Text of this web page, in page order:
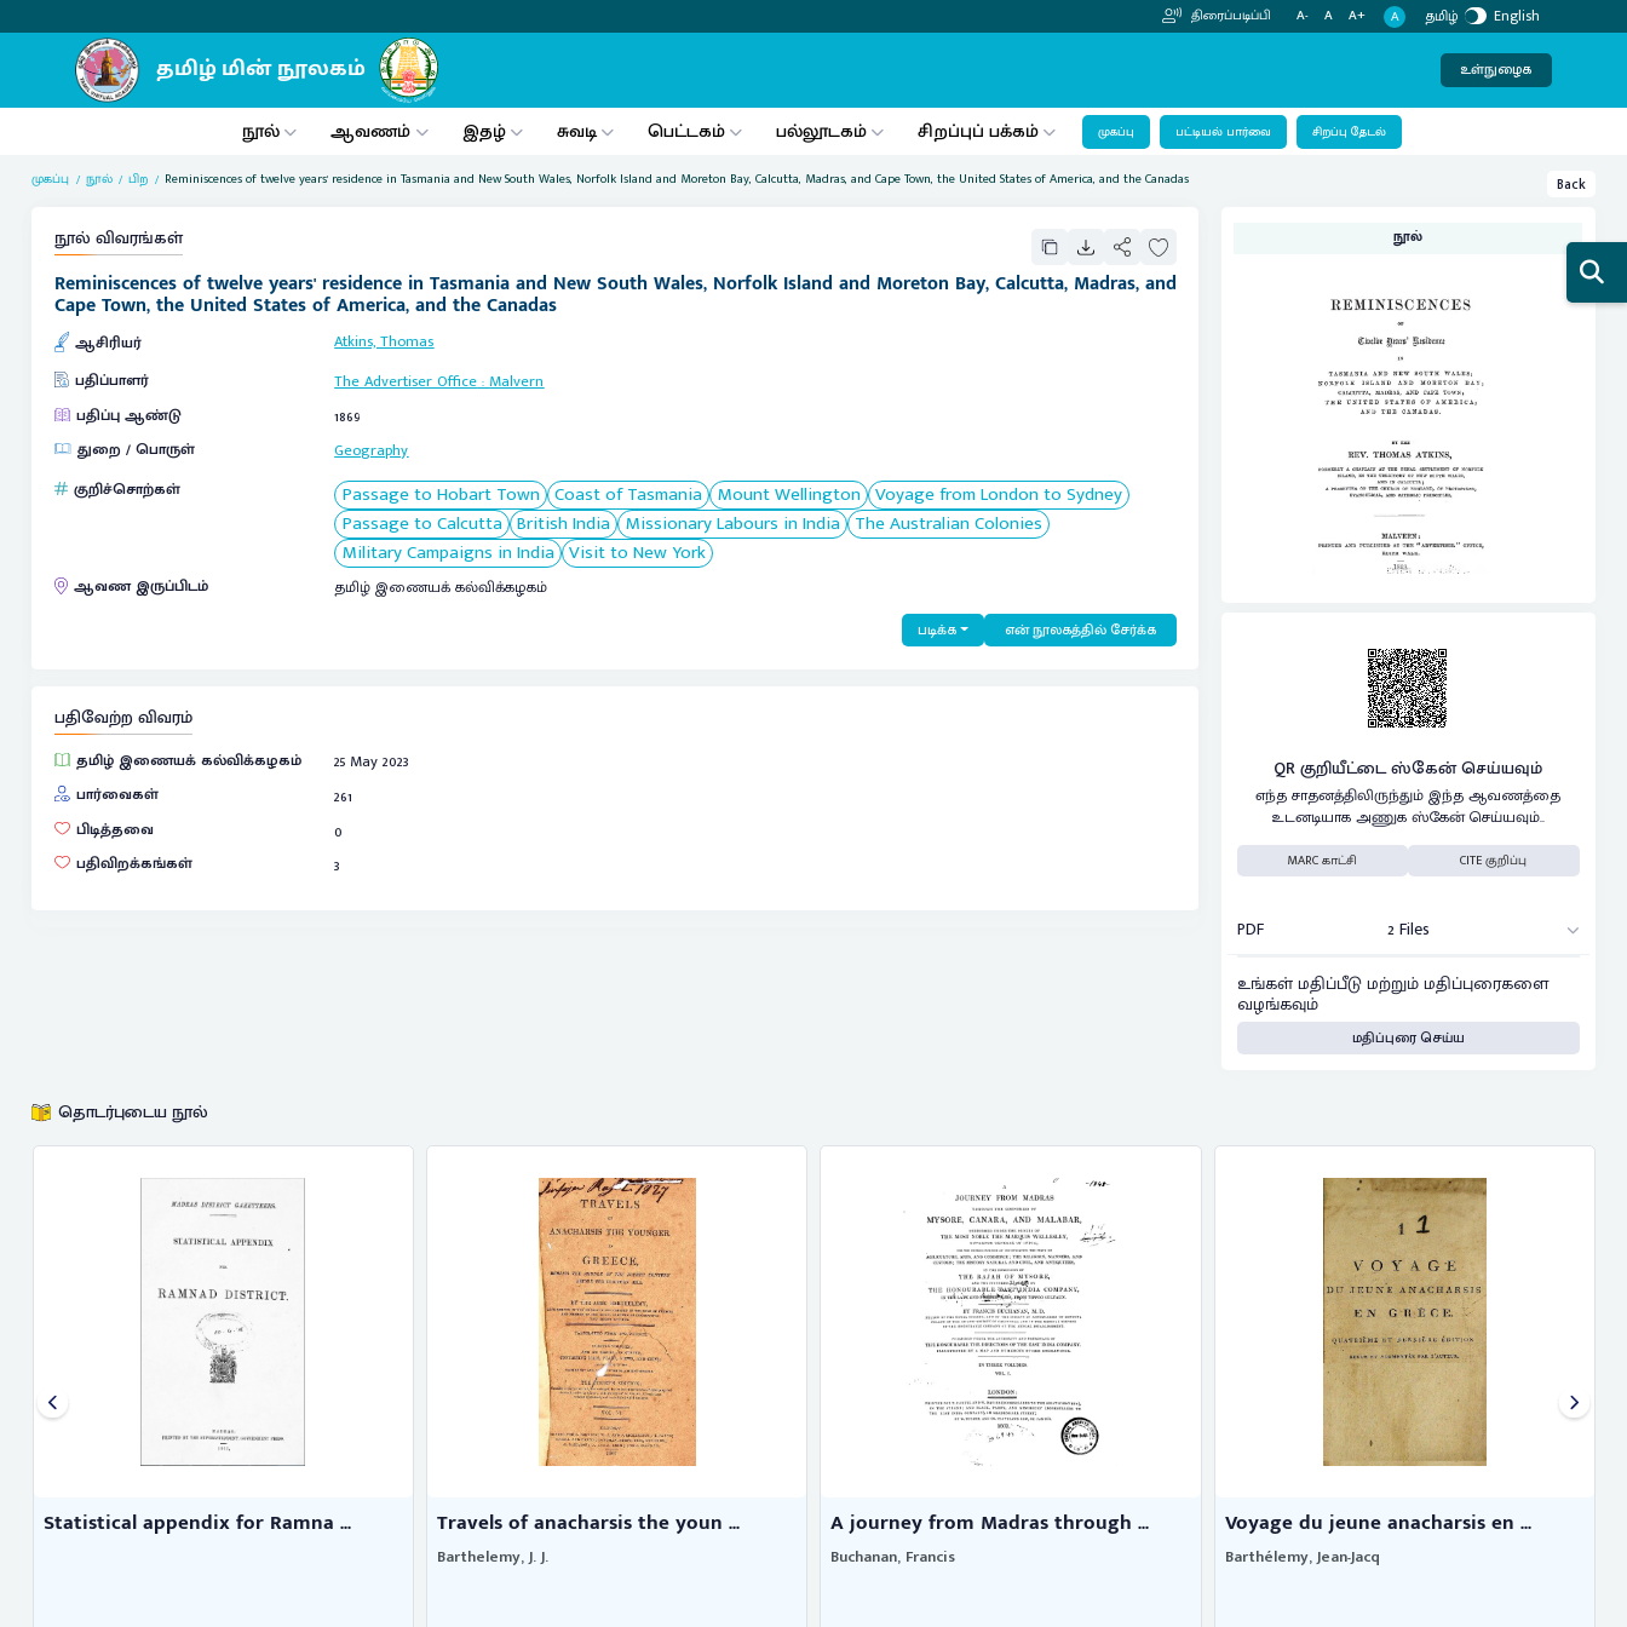
திரைப்படிப்பி A- A A+ A தமிழ் English
உள்நுழைக
நூல் ஆவணம் இதழ் சுவடி பெட்டகம் பல்லூடகம் சிறப்புப் பக்கம் முகப்பு பட்டியல் பார்வை சிறப்பு தேடல்
முகப்பு நூல் பிற Reminiscences of twelve years' residence in Tasmania and New South Wales, Norfolk Island and Moreton Bay, Calcutta, Madras, and Cape Town, the United States of America, and the Canadas Back
நூல் விவரங்கள்
Reminiscences of twelve years' residence in Tasmania and New South Wales, Norfolk Island and Moreton Bay, Calcutta, Madras, and
Cape Town, the United States of America, and the Canadas
ஆசிரியர்
Atkins, Thomas
பதிப்பாளர்
The Advertiser Office:Malvern
பதிப்பு ஆண்டு
1869
துறை / பொருள்
Geography
குறிச்சொற்கள்
Passage to Hobart Town Coast of Tasmania Mount Wellington Voyage from London to Sydney
Passage to Calcutta British India Missionary Labours in India The Australian Colonies
Military Campaigns in India Visit to New York
ஆவண இருப்பிடம் தமிழ் இணையக் கல்விக்கழகம்
படிக்க என் நூலகத்தில் சேர்க்க
பதிவேற்ற விவரம்
தமிழ் இணையக் கல்விக்கழகம்
25 May 2023
பார்வைகள்
261
பிடித்தவை
0
பதிவிறக்கங்கள்
3
நூல்
QR குறியீட்டை ஸ்கேன் செய்யவும்
எந்த சாதனத்திலிருந்தும் இந்த ஆவணத்தை
உடனடியாக அணுக ஸ்கேன் செய்யவும்..
MARC காட்சி CITE குறிப்பு
PDF 2 Files
உங்கள் மதிப்பீடு மற்றும் மதிப்புரைகளை
வழங்கவும்
மதிப்புரை செய்ய
தொடர்புடைய நூல்
Statistical appendix for Ramna ... Travels of anacharsis the youn ...
Barthelemy, J. J.
A journey from Madras through ...
Buchanan, Francis
Voyage du jeune anacharsis en ...
Barthélemy, Jean-Jacq